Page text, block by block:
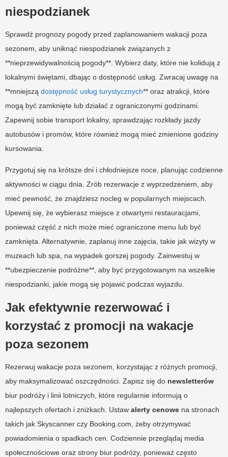
niespodzianek
Sprawdź prognozy pogody przed zaplanowaniem wakacji poza
sezonem, aby uniknąć niespodzianek związanych z
**nieprzewidywalnością pogody**. Wybierz daty, które nie kolidują z
lokalnymi świętami, dbając o dostępność usług. Zwracaj uwagę na
**mniejszą dostępność usług turystycznych** oraz atrakcji, które
mogą być zamknięte lub działać z ograniczonymi godzinami.
Zapewnij sobie transport lokalny, sprawdzając rozkłady jazdy
autobusów i promów, które również mogą mieć zmienione godziny
kursowania.
Przygotuj się na krótsze dni i chłodniejsze noce, planując codzienne
aktywności w ciągu dnia. Zrób rezerwacje z wyprzedzeniem, aby
mieć pewność, że znajdziesz nocleg w popularnych miejscach.
Upewnij się, że wybierasz miejsce z otwartymi restauracjami,
ponieważ część z nich może mieć ograniczone menu lub być
zamknięta. Alternatywnie, zaplanuj inne zajęcia, takie jak wizyty w
muzeach lub spa, na wypadek gorszej pogody. Zainwestuj w
**ubezpieczenie podróżne**, aby być przygotowanym na wszelkie
niespodzianki, jakie mogą się pojawić podczas wyjazdu.
Jak efektywnie rezerwować i
korzystać z promocji na wakacje
poza sezonem
Rezerwuj wakacje poza sezonem, korzystając z różnych promocji,
aby maksymalizować oszczędności. Zapisz się do newsletterów
biur podróży i linii lotniczych, które regularnie informują o
najlepszych ofertach i zniżkach. Ustaw alerty cenowe na stronach
takich jak Skyscanner czy Booking.com, żeby otrzymywać
powiadomienia o spadkach cen. Codziennie przeglądaj media
społecznościowe oraz strony biur podróży, ponieważ często